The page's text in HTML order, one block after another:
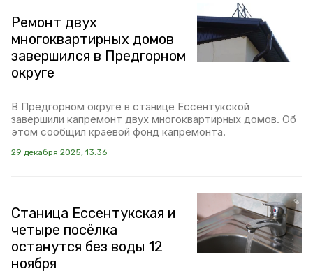
Ремонт двух
многоквартирных домов
завершился в Предгорном
округе
В Предгорном округе в станице Ессентукской
завершили капремонт двух многоквартирных домов. Об
этом сообщил краевой фонд капремонта.
29 декабря 2025, 13:36
Станица Ессентукская и
четыре посёлка
останутся без воды 12
ноября